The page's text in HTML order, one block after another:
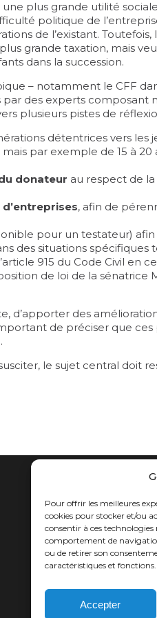
Pour offrir les meilleures
cookies pour stocker et/ou
consentir à ces
comportement de
ou de retirer son
caractéristiques et fonctions.
Accepter
plus grande utilité
politique de
de l’existant.
grande taxation, mais
dans la succession.
– notamment le CFF
par des experts
plusieurs pistes de
détentrices vers les
par exemple de 15 à 20
donateur au respect de
, afin de
pour un testateur)
des situations
915 du Code Civil en
de loi de la sénatrice
d’apporter des
de préciser que
le sujet central doit
Crédits
Mentions légales
L’institut Pasteur